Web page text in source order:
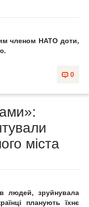
членом НАТО доти,
0
міста
людей, зруйнувала
планують їхнє